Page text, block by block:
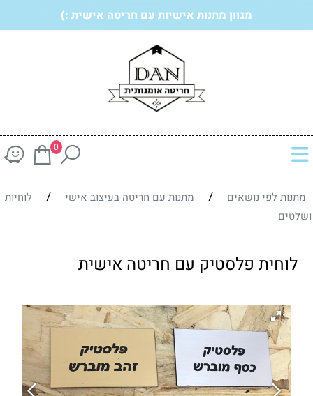
מגוון מתנות אישיות עם חריטה אישית :)
0
מתנות לפי נושאים / מתנות עם חריטה בעיצוב אישי /
לוחיות
ושלטים
לוחית פלסטיק עם חריטה אישית